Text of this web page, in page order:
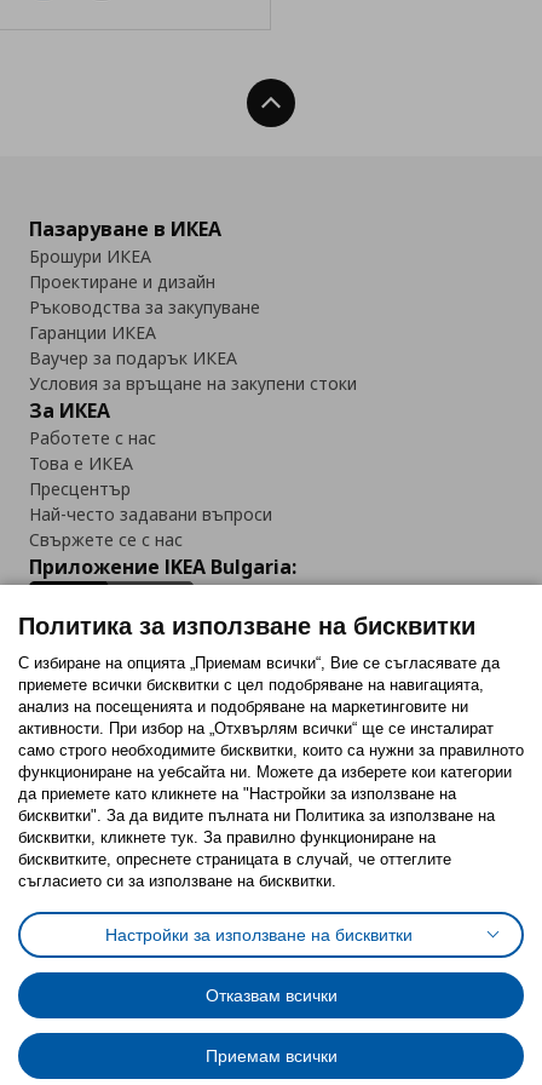
Нагоре
Пазаруване в ИКЕА
Брошури ИКЕА
Проектиране и дизайн
Ръководства за закупуване
Гаранции ИКЕА
Ваучер за подарък ИКЕА
Условия за връщане на закупени стоки
За ИКЕА
Работете с нас
Това е ИКЕА
Пресцентър
Най-често задавани въпроси
Свържете се с нас
Приложение IKEA Bulgaria:
Последвайте ни:
FacebookTwitterYoutubePinterestInstagram
Политика за използване на бисквитки (Cookies)
Избор на настройки за използване на бисквитки
Условия за ползване на ikea.bgОбща политика за личните данни
Политика за защита на личните данни на ikea.bg
Общи условия на програма IKEA Family
Политика за защита на лични данни на програма IKEA Family
Политика за използване на бисквитки
С избиране на опцията „Приемам всички“, Вие се съгласявате да
приемете всички бисквитки с цел подобряване на навигацията,
анализ на посещенията и подобряване на маркетинговите ни
активности. При избор на „Отхвърлям всички“ ще се инсталират
само строго необходимитe бисквитки, които са нужни за правилното
функциониране на уебсайта ни. Можете да изберете кои категории
да приемете като кликнете на "Настройки за използване на
бисквитки". За да видите пълната ни Политика за използване на
бисквитки, кликнете тук. За правилно функциониране на
бисквитките, опреснете страницата в случай, че оттеглите
съгласието си за използване на бисквитки.
Настройки за използване на бисквитки
Отказвам всички
Приемам всички